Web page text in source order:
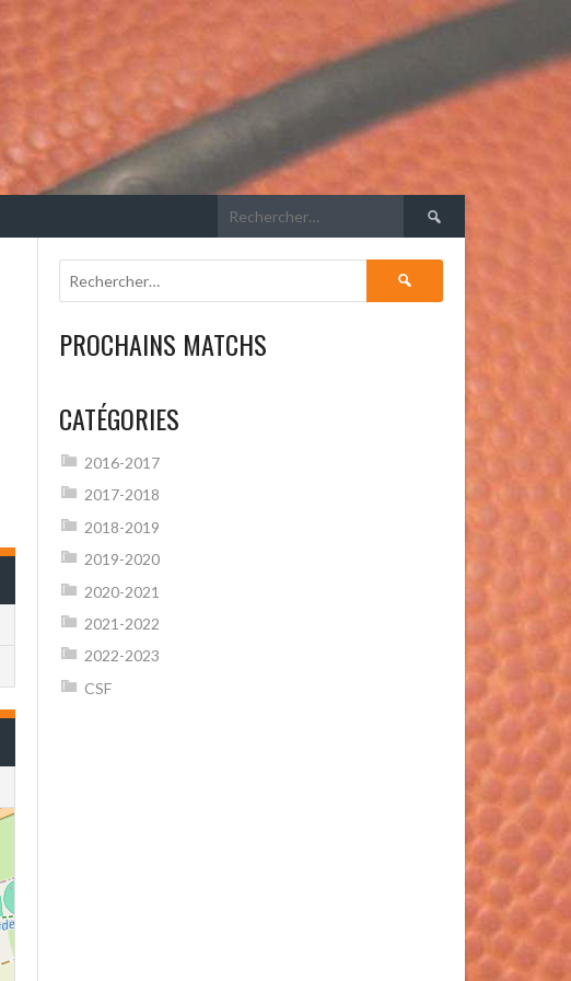
Rechercher :
Rechercher :
PROCHAINS MATCHS
CATÉGORIES
2016-2017
2017-2018
2018-2019
2019-2020
2020-2021
2021-2022
2022-2023
CSF